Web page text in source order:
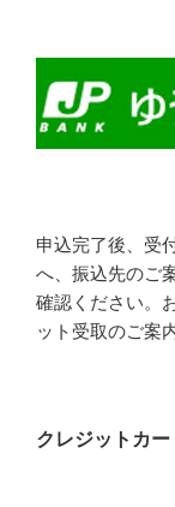
申込完了後、受
へ、振込先のご
確認ください。
ット受取のご案
クレジットカ